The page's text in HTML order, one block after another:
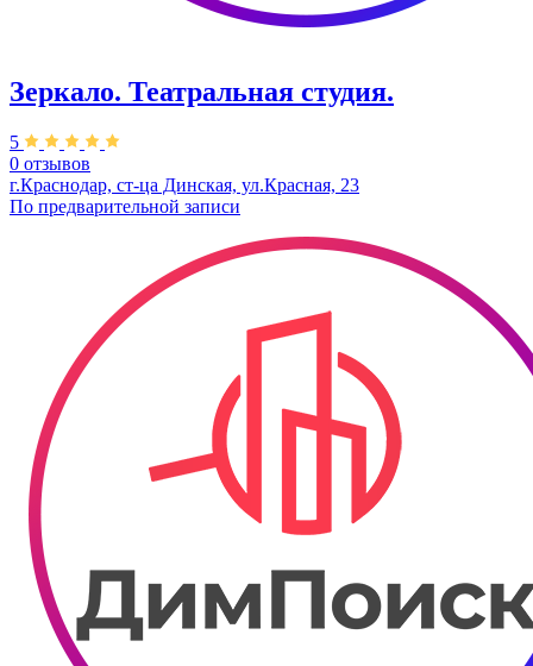
Зеркало. Театральная студия.
5
0 отзывов
г.Краснодар, ст-ца Динская, ул.Красная, 23
По предварительной записи